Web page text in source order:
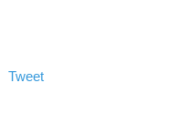
Tweet